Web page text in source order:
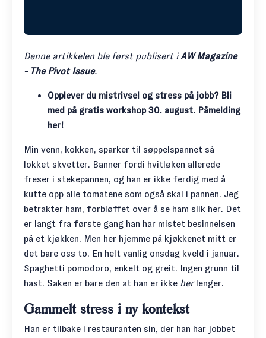
Denne artikkelen ble først publisert iAW Magazine
- The Pivot Issue.
Opplever du mistrivsel og stress på jobb? Bli
med på gratis workshop 30. august. Påmelding
her!
Min venn, kokken, sparker til søppelspannet så
lokket skvetter. Banner fordi hvitløken allerede
freser i stekepannen, og han er ikke ferdig med å
kutte opp alle tomatene som også skal i pannen. Jeg
betrakter ham, forbløffet over å se ham slik her. Det
er langt fra første gang han har mistet besinnelsen
på et kjøkken. Men her hjemme på kjøkkenet mitt er
det bare oss to. En helt vanlig onsdag kveld i januar.
Spaghetti pomodoro, enkelt og greit. Ingen grunn til
hast. Saken er bare den at han er ikke herlenger.
Gammelt stress i ny kontekst
Han er tilbake i restauranten sin, der han har jobbet